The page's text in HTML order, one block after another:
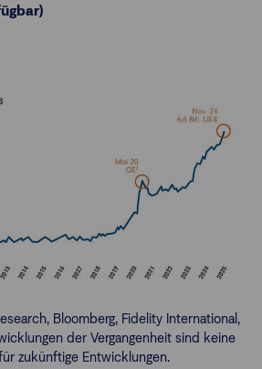
Bloomberg, Fidelity International,
der Vergangenheit sind keine
zukünftige Entwicklungen.